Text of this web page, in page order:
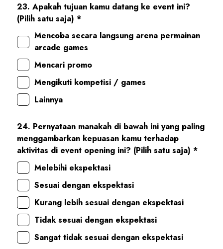
23. Apakah tujuan kamu datang ke event ini?
(Pilih satu saja) *
Mencoba secara langsung arena permainan
arcade games
Mencari promo
Mengikuti kompetisi / games
Lainnya
24. Pernyataan manakah di bawah ini yang paling
menggambarkan kepuasan kamu terhadap
aktivitas di event opening ini? (Pilih satu saja) *
Melebihi ekspektasi
Sesuai dengan ekspektasi
Kurang lebih sesuai dengan ekspektasi
Tidak sesuai dengan ekspektasi
Sangat tidak sesuai dengan ekspektasi